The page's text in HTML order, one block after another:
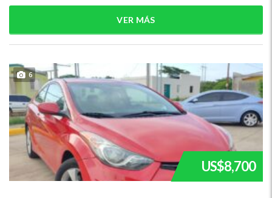
VER MÁS
6
US$8,700